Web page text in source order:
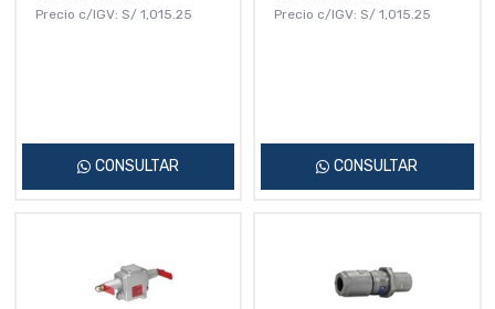
Precio c/IGV: S/ 1,015.25
CONSULTAR
Precio c/IGV: S/ 1,015.25
CONSULTAR